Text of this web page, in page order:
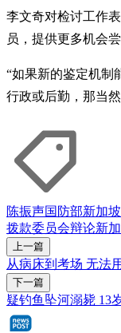
李文奇对检讨工作
员，提供更多机会
“如果新的鉴定机制
行政或后勤，那当
陈振声国防部新加
拨款委员会辩论新
上一篇
从病床到考场 无法
下一篇
疑钓鱼坠河溺毙 13